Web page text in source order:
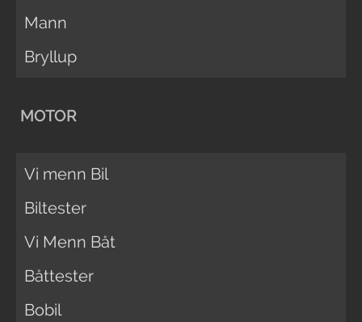
Mann
Bryllup
MOTOR
Vi menn Bil
Biltester
Vi Menn Båt
Båttester
Bobil